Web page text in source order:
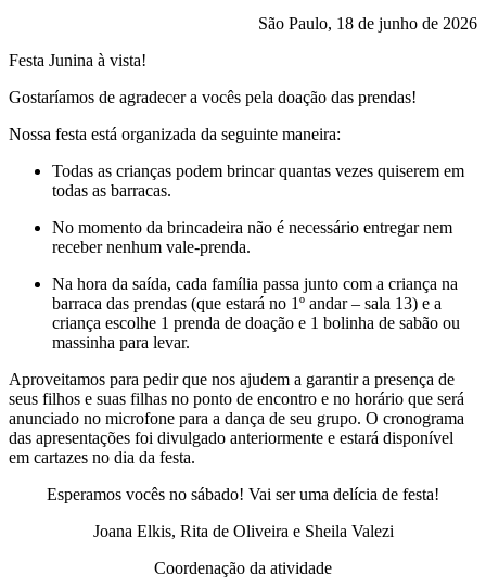
São Paulo, 18 de junho de 2026
Festa Junina à vista!
Gostaríamos de agradecer a vocês pela doação das prendas!
Nossa festa está organizada da seguinte maneira:
Todas as crianças podem brincar quantas vezes quiserem em
todas as barracas.
No momento da brincadeira não é necessário entregar nem
receber nenhum vale-prenda.
Na hora da saída, cada família passa junto com a criança na
barraca das prendas (que estará no 1º andar – sala 13) e a
criança escolhe 1 prenda de doação e 1 bolinha de sabão ou
massinha para levar.
Aproveitamos para pedir que nos ajudem a garantir a presença de
seus filhos e suas filhas no ponto de encontro e no horário que será
anunciado no microfone para a dança de seu grupo. O cronograma
das apresentações foi divulgado anteriormente e estará disponível
em cartazes no dia da festa.
Esperamos vocês no sábado! Vai ser uma delícia de festa!
Joana Elkis, Rita de Oliveira e Sheila Valezi
Coordenação da atividade